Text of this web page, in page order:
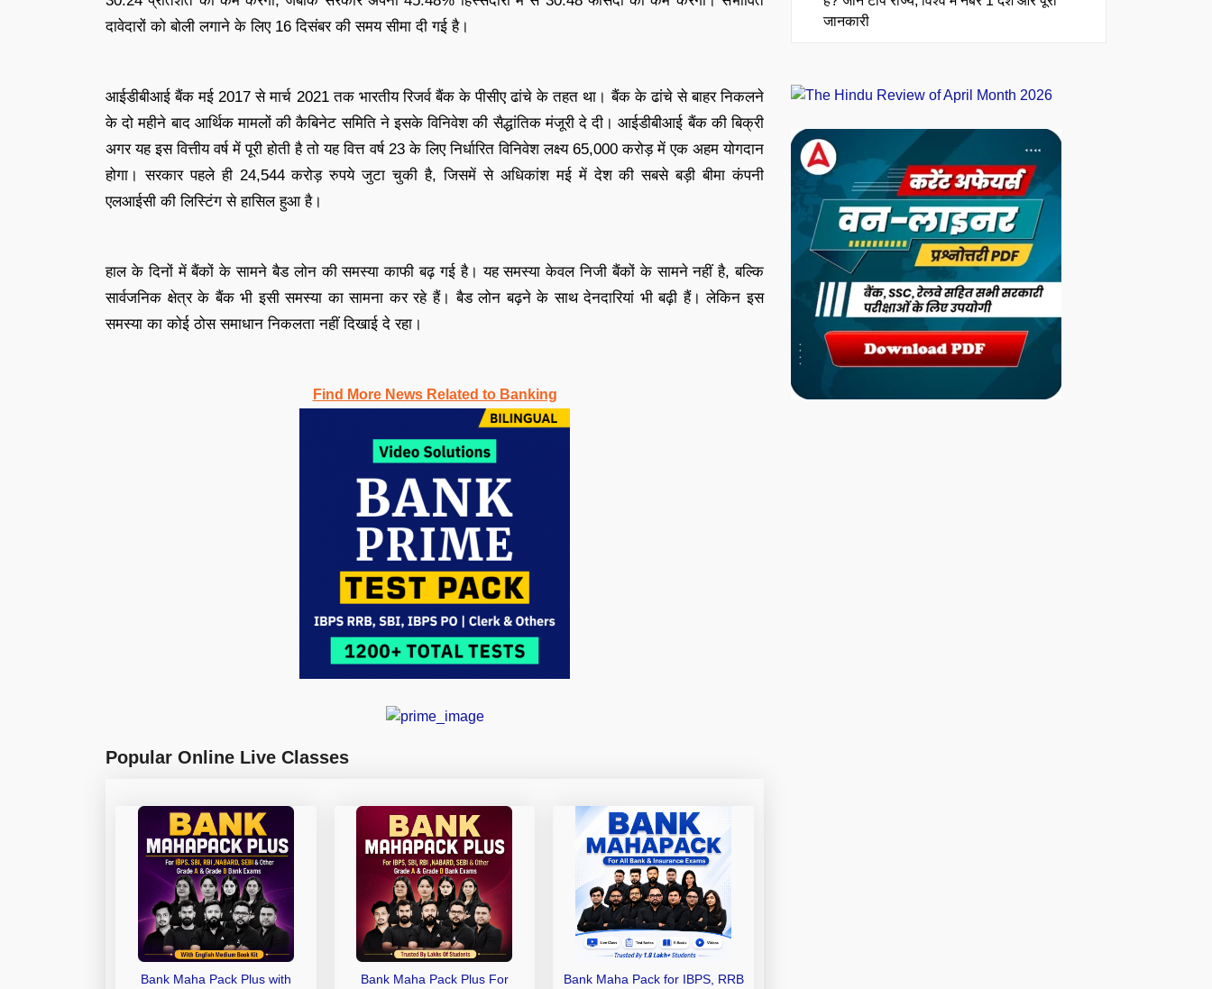
दावेदारों को बोली लगाने के लिए 16 दिसंबर की समय सीमा दी गई है।
आईडीबीआई बैंक मई 2017 से मार्च 2021 तक भारतीय रिजर्व बैंक के पीसीए ढांचे के तहत था। बैंक के ढांचे से बाहर निकलने
के दो महीने बाद आर्थिक मामलों की कैबिनेट समिति ने इसके विनिवेश की सैद्धांतिक मंजूरी दे दी। आईडीबीआई बैंक की बिक्री
अगर यह इस वित्तीय वर्ष में पूरी होती है तो यह वित्त वर्ष 23 के लिए निर्धारित विनिवेश लक्ष्य 65,000 करोड़ में एक अहम योगदान
होगा। सरकार पहले ही 24,544 करोड़ रुपये जुटा चुकी है, जिसमें से अधिकांश मई में देश की सबसे बड़ी बीमा कंपनी
एलआईसी की लिस्टिंग से हासिल हुआ है।
हाल के दिनों में बैंकों के सामने बैड लोन की समस्या काफी बढ़ गई है। यह समस्या केवल निजी बैंकों के सामने नहीं है, बल्कि
सार्वजनिक क्षेत्र के बैंक भी इसी समस्या का सामना कर रहे हैं। बैड लोन बढ़ने के साथ देनदारियां भी बढ़ी हैं। लेकिन इस
समस्या का कोई ठोस समाधान निकलता नहीं दिखाई दे रहा।
Find More News Related to Banking
Popular Online Live Classes
Bank Maha Pack Plus with
Bank Maha Pack Plus For
Bank Maha Pack for IBPS, RRB
जानकारी